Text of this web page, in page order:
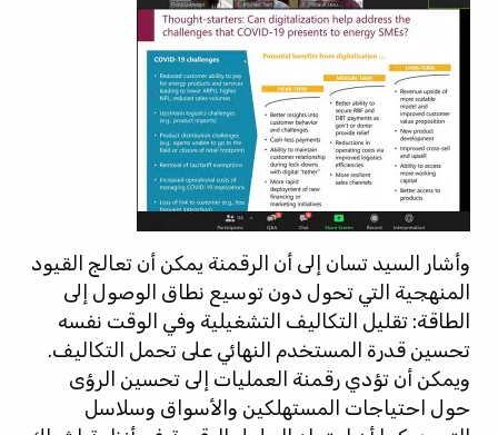
وأشار السيد تسان إلى أن الرقمنة يمكن أن تعالج القيود
المنهجية التي تحول دون توسيع نطاق الوصول إلى
الطاقة: تقليل التكاليف التشغيلية وفي الوقت نفسه
تحسين قدرة المستخدم النهائي على تحمل التكاليف.
ويمكن أن تؤدي رقمنة العمليات إلى تحسين الرؤى
حول احتياجات المستهلكين والأسواق وسلاسل